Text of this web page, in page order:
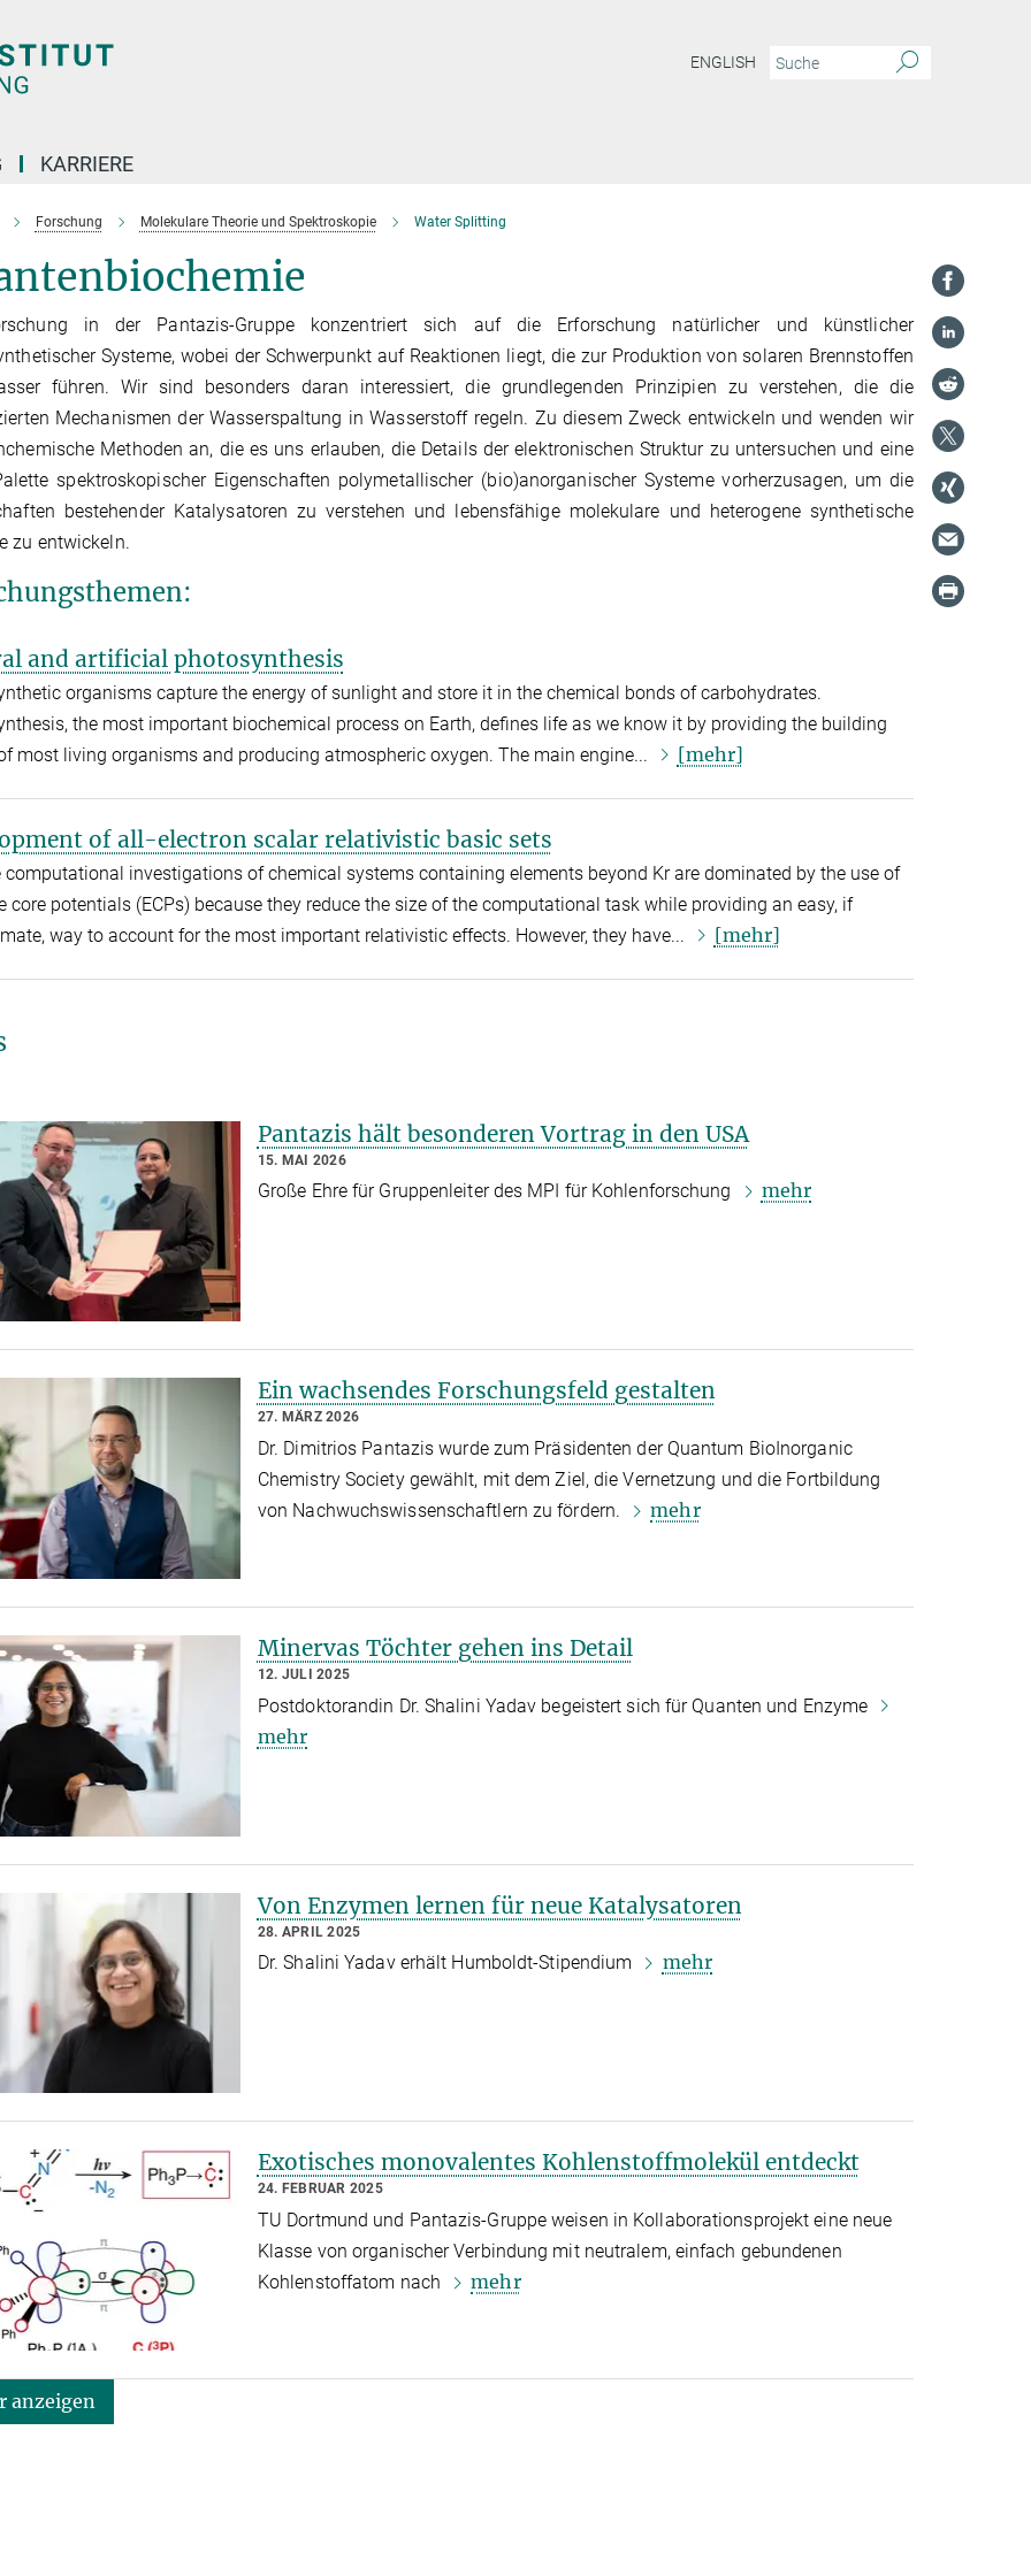
ENGLISH
KARRIERE
Forschung Molekulare Theorie und Spektroskopie Water Splitting
in der Pantazis-Gruppe konzentriert sich auf die Erforschung natürlicher und künstlicher
Systeme, wobei der Schwerpunkt auf Reaktionen liegt, die zur Produktion von solaren Brennstoffen
führen. Wir sind besonders daran interessiert, die grundlegenden Prinzipien zu verstehen, die die
Mechanismen der Wasserspaltung in Wasserstoff regeln. Zu diesem Zweck entwickeln und wenden wir
Methoden an, die es uns erlauben, die Details der elektronischen Struktur zu untersuchen und eine
spektroskopischer Eigenschaften polymetallischer (bio)anorganischer Systeme vorherzusagen, um die
bestehender Katalysatoren zu verstehen und lebensfähige molekulare und heterogene synthetische
zu entwickeln.
and artificial photosynthesis
organisms capture the energy of sunlight and store it in the chemical bonds of carbohydrates.
the most important biochemical process on Earth, defines life as we know it by providing the building
most living organisms and producing atmospheric oxygen. The main engine...
[mehr]
of all-electron scalar relativistic basic sets
computational investigations of chemical systems containing elements beyond Kr are dominated by the use of
core potentials (ECPs) because they reduce the size of the computational task while providing an easy, if
way to account for the most important relativistic effects. However, they have...
[mehr]
Pantazis hält besonderen Vortrag in den USA
15. MAI 2026
Große Ehre für Gruppenleiter des MPI für Kohlenforschung mehr
Ein wachsendes Forschungsfeld gestalten
27. MÄRZ 2026
Dr. Dimitrios Pantazis wurde zum Präsidenten der Quantum BioInorganic
Chemistry Society gewählt, mit dem Ziel, die Vernetzung und die Fortbildung
von Nachwuchswissenschaftlern zu fördern.
mehr
Minervas Töchter gehen ins Detail
12. JULI 2025
Postdoktorandin Dr. Shalini Yadav begeistert sich für Quanten und Enzyme
mehr
Von Enzymen lernen für neue Katalysatoren
28. APRIL 2025
Dr. Shalini Yadav erhält Humboldt-Stipendium mehr
Exotisches monovalentes Kohlenstoffmolekül entdeckt
24. FEBRUAR 2025
TU Dortmund und Pantazis-Gruppe weisen in Kollaborationsprojekt eine neue
Klasse von organischer Verbindung mit neutralem, einfach gebundenen
Kohlenstoffatom nach
mehr
anzeigen